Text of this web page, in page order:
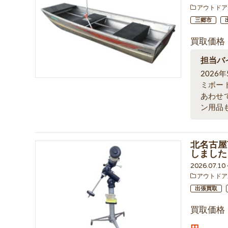
アウトド
三郷市
買取価格
担当バ
2026年
ミボー
あわせ
ン用品
北名古
しました
2026.07.10
アウトド
出張買取
買取価格